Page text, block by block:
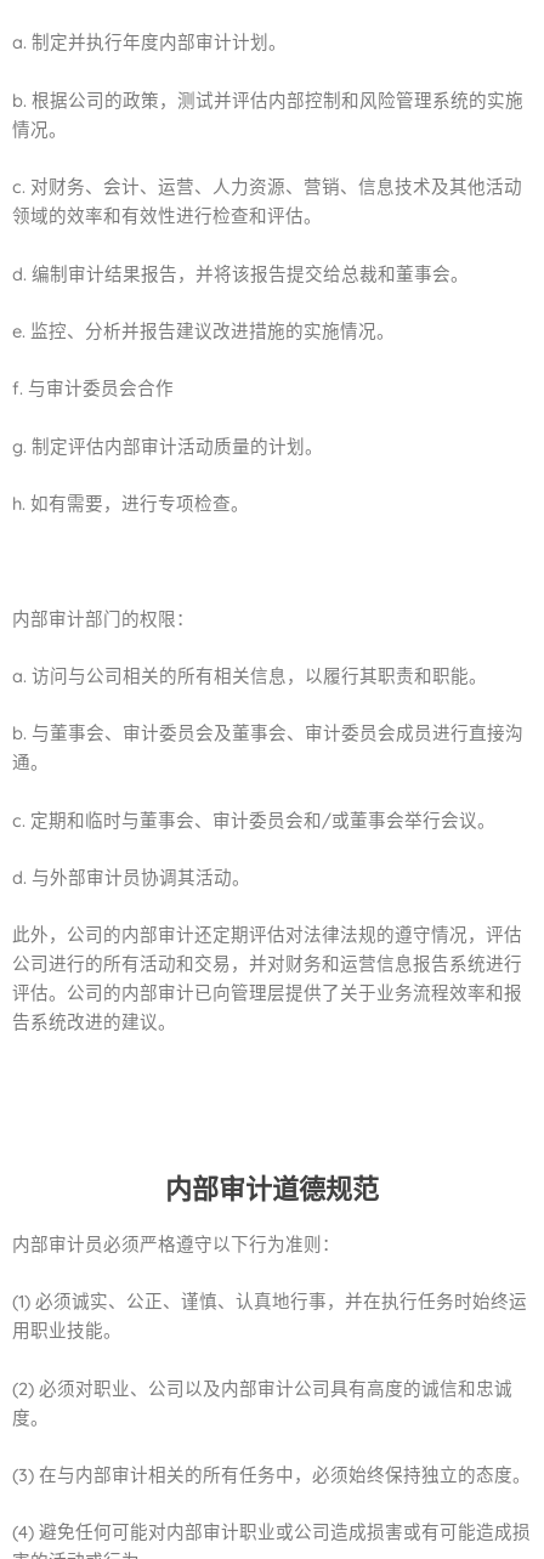
a. 制定并执行年度内部审计计划。
b. 根据公司的政策，测试并评估内部控制和风险管理系统的实施
情况。
c. 对财务、会计、运营、人力资源、营销、信息技术及其他活动
领域的效率和有效性进行检查和评估。
d. 编制审计结果报告，并将该报告提交给总裁和董事会。
e. 监控、分析并报告建议改进措施的实施情况。
f. 与审计委员会合作
g. 制定评估内部审计活动质量的计划。
h. 如有需要，进行专项检查。
内部审计部门的权限：
a. 访问与公司相关的所有相关信息，以履行其职责和职能。
b. 与董事会、审计委员会及董事会、审计委员会成员进行直接沟
通。
c. 定期和临时与董事会、审计委员会和/或董事会举行会议。
d. 与外部审计员协调其活动。
此外，公司的内部审计还定期评估对法律法规的遵守情况，评估
公司进行的所有活动和交易，并对财务和运营信息报告系统进行
评估。公司的内部审计已向管理层提供了关于业务流程效率和报
告系统改进的建议。
内部审计道德规范
内部审计员必须严格遵守以下行为准则：
(1) 必须诚实、公正、谨慎、认真地行事，并在执行任务时始终运
用职业技能。
(2) 必须对职业、公司以及内部审计公司具有高度的诚信和忠诚
度。
(3) 在与内部审计相关的所有任务中，必须始终保持独立的态度。
(4) 避免任何可能对内部审计职业或公司造成损害或有可能造成损